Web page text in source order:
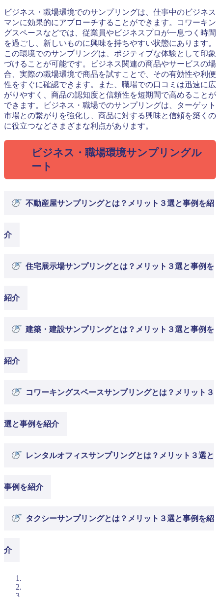
ビジネス・職場環境でのサンプリングは、仕事中のビジネス
マンに効果的にアプローチすることができます。コワーキン
グスペースなどでは、従業員やビジネスプロが一息つく時間
を過ごし、新しいものに興味を持ちやすい状態にあります。
この環境でのサンプリングは、ポジティブな体験として印象
づけることが可能です。ビジネス関連の商品やサービスの場
合、実際の職場環境で商品を試すことで、その有効性や利便
性をすぐに確認できます。また、職場での口コミは迅速に広
がりやすく、商品の認知度と信頼性を短期間で高めることが
できます。ビジネス・職場でのサンプリングは、ターゲット
市場との繋がりを強化し、商品に対する興味と信頼を築くの
に役立つなどさまざまな利点があります。
ビジネス・職場環境サンプリングル
ート
不動産屋サンプリングとは？メリット３選と事例を紹
介
住宅展示場サンプリングとは？メリット３選と事例を
紹介
建築・建設サンプリングとは？メリット３選と事例を
紹介
コワーキングスペースサンプリングとは？メリット３
選と事例を紹介
レンタルオフィスサンプリングとは？メリット３選と
事例を紹介
タクシーサンプリングとは？メリット３選と事例を紹
介